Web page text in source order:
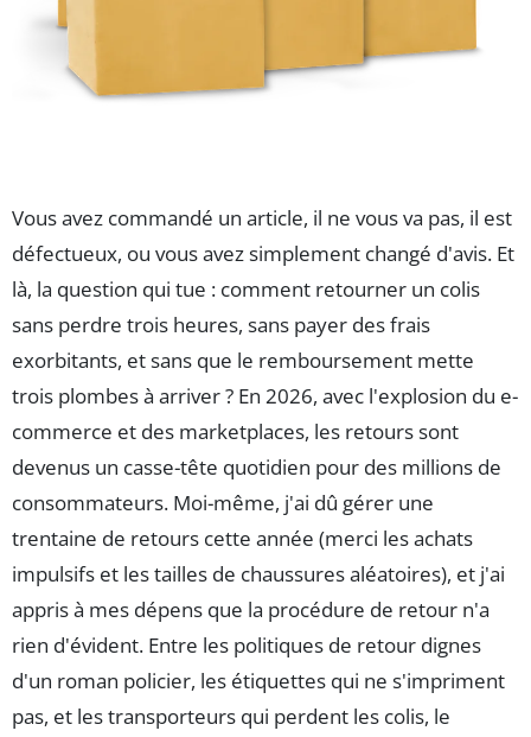
Vous avez commandé un article, il ne vous va pas, il est
défectueux, ou vous avez simplement changé d'avis. Et
là, la question qui tue : comment retourner un colis
sans perdre trois heures, sans payer des frais
exorbitants, et sans que le remboursement mette
trois plombes à arriver ? En 2026, avec l'explosion du e-
commerce et des marketplaces, les retours sont
devenus un casse-tête quotidien pour des millions de
consommateurs. Moi-même, j'ai dû gérer une
trentaine de retours cette année (merci les achats
impulsifs et les tailles de chaussures aléatoires), et j'ai
appris à mes dépens que la procédure de retour n'a
rien d'évident. Entre les politiques de retour dignes
d'un roman policier, les étiquettes qui ne s'impriment
pas, et les transporteurs qui perdent les colis, le